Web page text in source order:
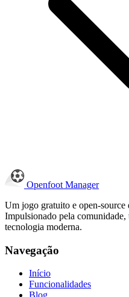
Openfoot Manager
Um jogo gratuito e open-source
Impulsionado pela
tecnologia moderna.
Navegação
Início
Funcionalidades